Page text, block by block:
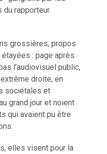
rapporteur.
grossières, propos
: page après
l’audiovisuel public,
droite, en
sociétales et
grand jour et noient
qui avaient pu être
elles visent pour la